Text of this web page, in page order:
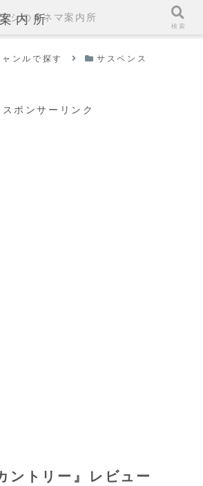
内所
ャンルで探す サスペンス
スポンサーリンク
ントリー』レビュー
フシのキネマ案内所
検索